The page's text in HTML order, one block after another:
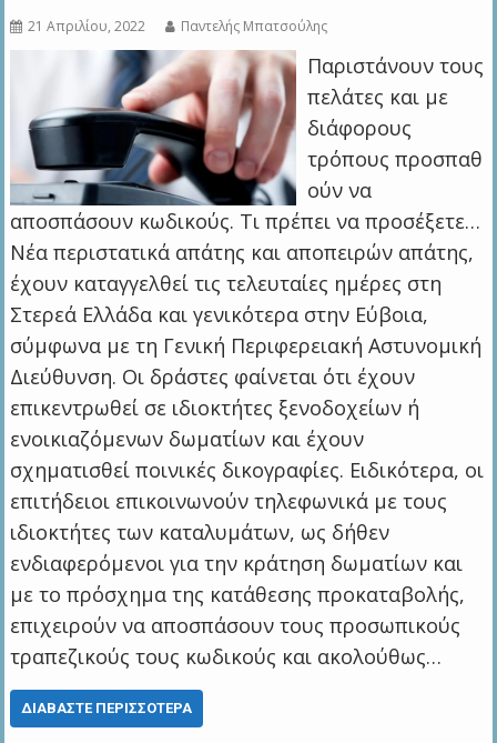
21 Απριλίου, 2022 Παντελής Μπατσούλης
Παριστάνουν τους
πελάτες και με
διάφορους
τρόπους προσπαθ
ούν να
αποσπάσουν κωδικούς. Τι πρέπει να προσέξετε…
Νέα περιστατικά απάτης και αποπειρών απάτης,
έχουν καταγγελθεί τις τελευταίες ημέρες στη
Στερεά Ελλάδα και γενικότερα στην Εύβοια,
σύμφωνα με τη Γενική Περιφερειακή Αστυνομική
Διεύθυνση. Οι δράστες φαίνεται ότι έχουν
επικεντρωθεί σε ιδιοκτήτες ξενοδοχείων ή
ενοικιαζόμενων δωματίων και έχουν
σχηματισθεί ποινικές δικογραφίες. Ειδικότερα, οι
επιτήδειοι επικοινωνούν τηλεφωνικά με τους
ιδιοκτήτες των καταλυμάτων, ως δήθεν
ενδιαφερόμενοι για την κράτηση δωματίων και
με το πρόσχημα της κατάθεσης προκαταβολής,
επιχειρούν να αποσπάσουν τους προσωπικούς
τραπεζικούς τους κωδικούς και ακολούθως…
ΔΙΑΒΆΣΤΕ ΠΕΡΙΣΣΌΤΕΡΑ